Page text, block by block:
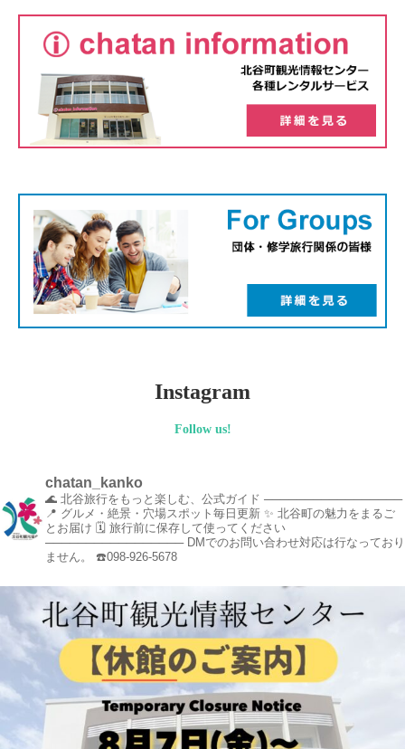
Instagram
Follow us!
chatan_kanko
🌊 北谷旅行をもっと楽しむ、公式ガイド ─────────────────
📍 グルメ・絶景・穴場スポット毎日更新 ✨ 北谷町の魅力をまるご
とお届け 🗓️ 旅行前に保存して使ってください
─────────────────DMでのお問い合わせ対応は行なっており
ません。
☎️098-926-5678